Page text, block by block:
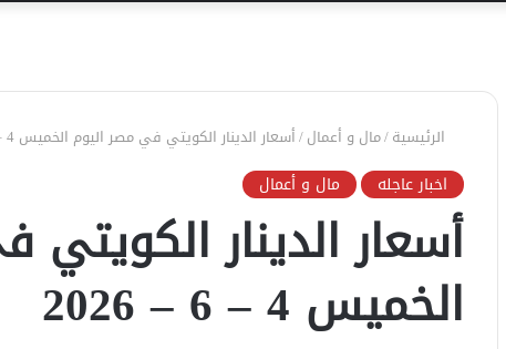
الرئيسية/مال و أعمال/أسعار الدينار الكويتي في مصر اليوم الخميس 4 – 6 – 2026
اخبار عاجله مال و أعمال
أسعار الدينار
الخميس 4 – 6 – 2026